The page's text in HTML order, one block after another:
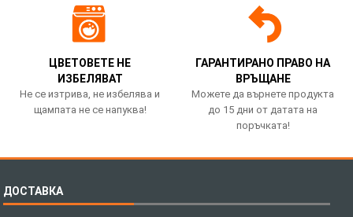
ЦВЕТОВЕТЕ НЕ
ИЗБЕЛЯВАТ
Не се изтрива, не избелява и
щампата не се напуква!
ГАРАНТИРАНО ПРАВО НА
ВРЪЩАНЕ
Можете да върнете продукта
до 15 дни от датата на
поръчката!
ДОСТАВКА